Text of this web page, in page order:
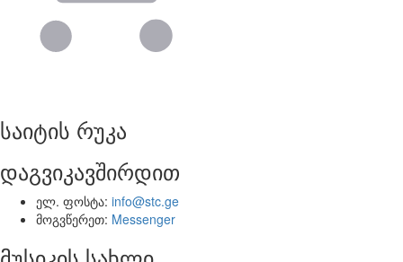
საიტის რუკა
დაგვიკავშირდით
ელ. ფოსტა: info@stc.ge
მოგვწერეთ: Messenger